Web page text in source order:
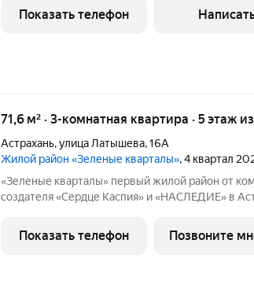
сохранялось личное пространство? Это
Вас!
Показать телефон
71,6 м² · 3-комнатная квартира · 5 этаж
Астрахань,улица Латышева,16А
Жилой район «Зеленые кварталы», 4 квартал
«Зеленые кварталы» первый жилой район от компании «РАЗУМ»,
создателя «Сердце Каспия» и «НАСЛЕДИЕ» в
бульваром. Жилой район расположен в центре
жизни Астрахани. Рядом
Показать телефон Позвоните